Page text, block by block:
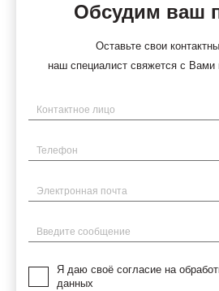
Обсудим ваш
Оставьте свои
наш специалист свяжется с Вами
Имя
Телефон
Электронная почта
Введите сообщение
Я даю своё согласие на
данных